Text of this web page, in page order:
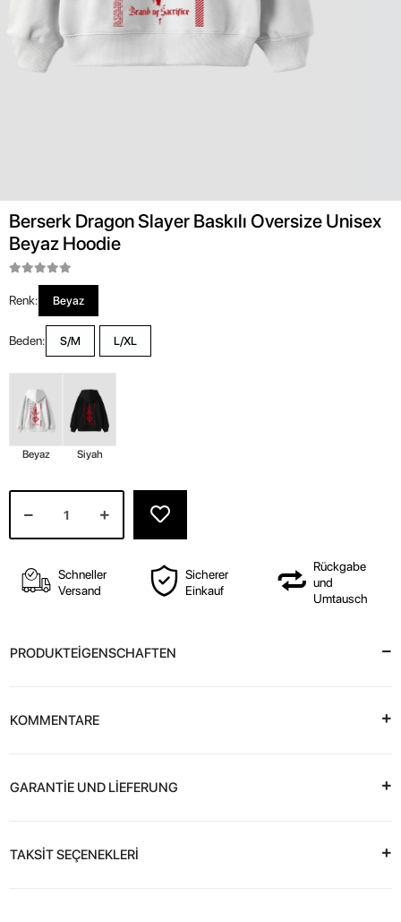
Berserk Dragon Slayer Baskılı Oversize Unisex
Beyaz Hoodie
Renk: Beyaz
Beden: S/M L/XL
Beyaz Siyah
Schneller
Versand
Sicherer
Einkauf
Rückgabe
und
Umtausch
PRODUKTEİGENSCHAFTEN
KOMMENTARE
GARANTİE UND LİEFERUNG
TAKSİT SEÇENEKLERİ